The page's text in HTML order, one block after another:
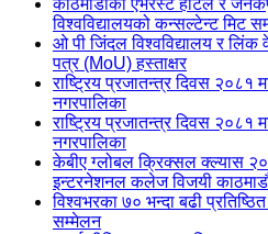
काठमाडौंको एभरेस्ट होटल र
विश्वविद्यालयको कन्सल्टेन्ट मिट
ओ पी जिंदल विश्वविद्यालय र लिंक
पत्र (MoU) हस्ताक्षर
राष्ट्रिय प्रजातन्त्र दिवस २०८१
नगरपालिका
राष्ट्रिय प्रजातन्त्र दिवस २०८१
नगरपालिका
केबीए ग्लोबल क्रिक्सल क्ल्यास
इन्टरनेशनल कलेज विजयी
विश्वभरका ७० भन्दा बढी
सम्मेलन